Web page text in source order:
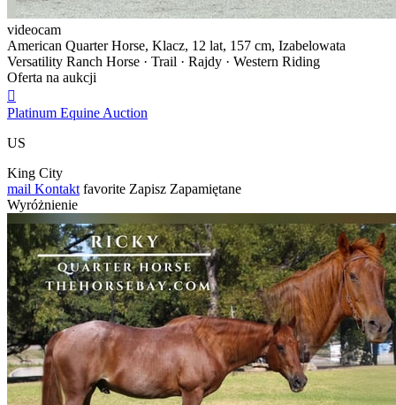
videocam
American Quarter Horse, Klacz, 12 lat, 157 cm, Izabelowata
Versatility Ranch Horse · Trail · Rajdy · Western Riding
Oferta na aukcji

Platinum Equine Auction
US
King City
mail Kontakt favorite Zapisz Zapamiętane
Wyróżnienie